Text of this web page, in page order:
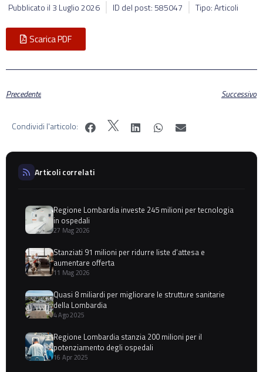
Pubblicato il 3 Luglio 2026 ID del post: 585047 Tipo: Articoli
Scarica PDF
Precedente Successivo
Condividi l'articolo:
Articoli correlati
Regione Lombardia investe 245 milioni per tecnologia
in ospedali
27 Mag 2026
Stanziati 91 milioni per ridurre liste d’attesa e
aumentare offerta
11 Mag 2026
Quasi 8 miliardi per migliorare le strutture sanitarie
della Lombardia
4 Ago 2025
Regione Lombardia stanzia 200 milioni per il
potenziamento degli ospedali
16 Apr 2025